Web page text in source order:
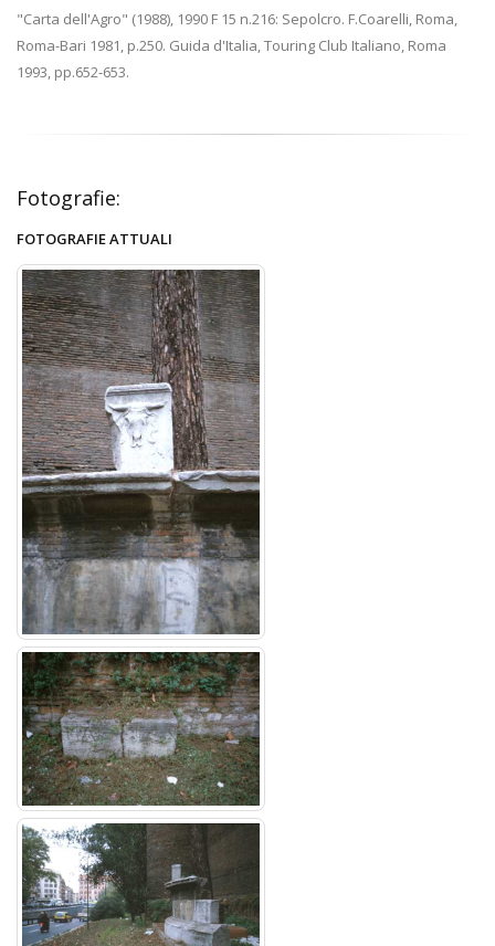
"Carta dell'Agro" (1988), 1990 F 15 n.216: Sepolcro. F.Coarelli, Roma,
Roma-Bari 1981, p.250. Guida d'Italia, Touring Club Italiano, Roma
1993, pp.652-653.
Fotografie:
FOTOGRAFIE ATTUALI